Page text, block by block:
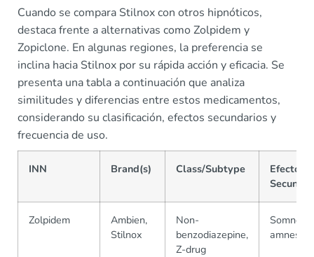
Cuando se compara Stilnox con otros hipnóticos,
destaca frente a alternativas como Zolpidem y
Zopiclone. En algunas regiones, la preferencia se
inclina hacia Stilnox por su rápida acción y eficacia. Se
presenta una tabla a continuación que analiza
similitudes y diferencias entre estos medicamentos,
considerando su clasificación, efectos secundarios y
frecuencia de uso.
INN Brand(s) Class/Subtype
Efectos
Zolpidem
Ambien,
Stilnox
Non-
benzodiazepine,
Z-drug
amnesia